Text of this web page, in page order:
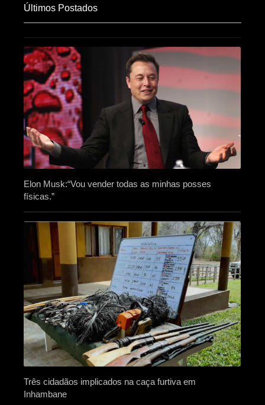
Últimos Postados
Elon Musk:“Vou vender todas as minhas posses
físicas.”
Três cidadãos implicados na caça furtiva em
Inhambane